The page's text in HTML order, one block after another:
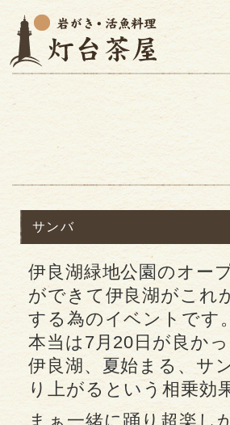
サンバ
伊良湖緑地公園のオー
ができて伊良湖がこれ
する為のイベントです
本当は7月20日が良かっ
伊良湖、夏始まる、サ
り上がるという相乗効
まぁ一緒に踊り超楽し